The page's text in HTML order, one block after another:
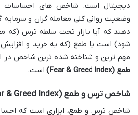
دیجیتال است. شاخص های احساسات
وضعیت روانی کلی معامله گران و سرمایه
دهند که آیا بازار تحت سلطه ترس (که
شود) است یا طمع (که به خرید و
مهم ترین و شناخته شده ترین شاخص در
طمع (Fear & Greed Index)
است.
شاخص ترس و طمع (Fear & Greed Index)
شاخص ترس و طمع، ابزاری است که